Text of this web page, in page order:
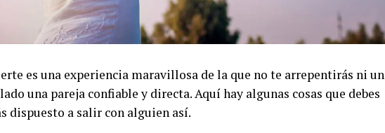
es una experiencia maravillosa de la que no te arrepentirás ni un
una pareja confiable y directa. Aquí hay algunas cosas que debes
dispuesto a salir con alguien así.